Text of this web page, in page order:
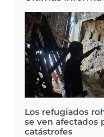
Los refugiados
se ven afectados
catástrofes